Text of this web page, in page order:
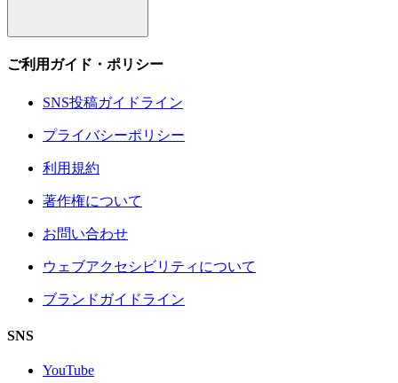
ご利用ガイド・ポリシー
SNS投稿ガイドライン
プライバシーポリシー
利用規約
著作権について
お問い合わせ
ウェブアクセシビリティについて
ブランドガイドライン
SNS
YouTube